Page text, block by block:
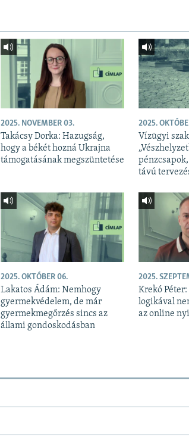
2025. NOVEMBER 03.
Takácsy Dorka: Hazugság,
hogy a békét hozná Ukrajna
támogatásának megszüntetése
2025.
Vízügyi
távú
2025. OKTÓBER 06.
Lakatos Ádám: Nemhogy
gyermekvédelem, de már
gyermekmegőrzés sincs az
állami gondoskodásban
2025.
Krekó
logikával
az online